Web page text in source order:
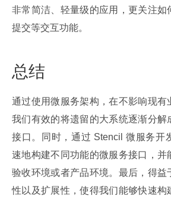
非常简洁、轻量级的应用，更关注如
提交等交互功能。
总结
通过使用微服务架构，在不影响现有
我们有效的将遗留的大系统逐渐分解
接口。同时，通过 Stencil 微服务开
速地构建不同功能的微服务接口，并
验收环境或者产品环境。最后，得益
性以及扩展性，使得我们能够快速构